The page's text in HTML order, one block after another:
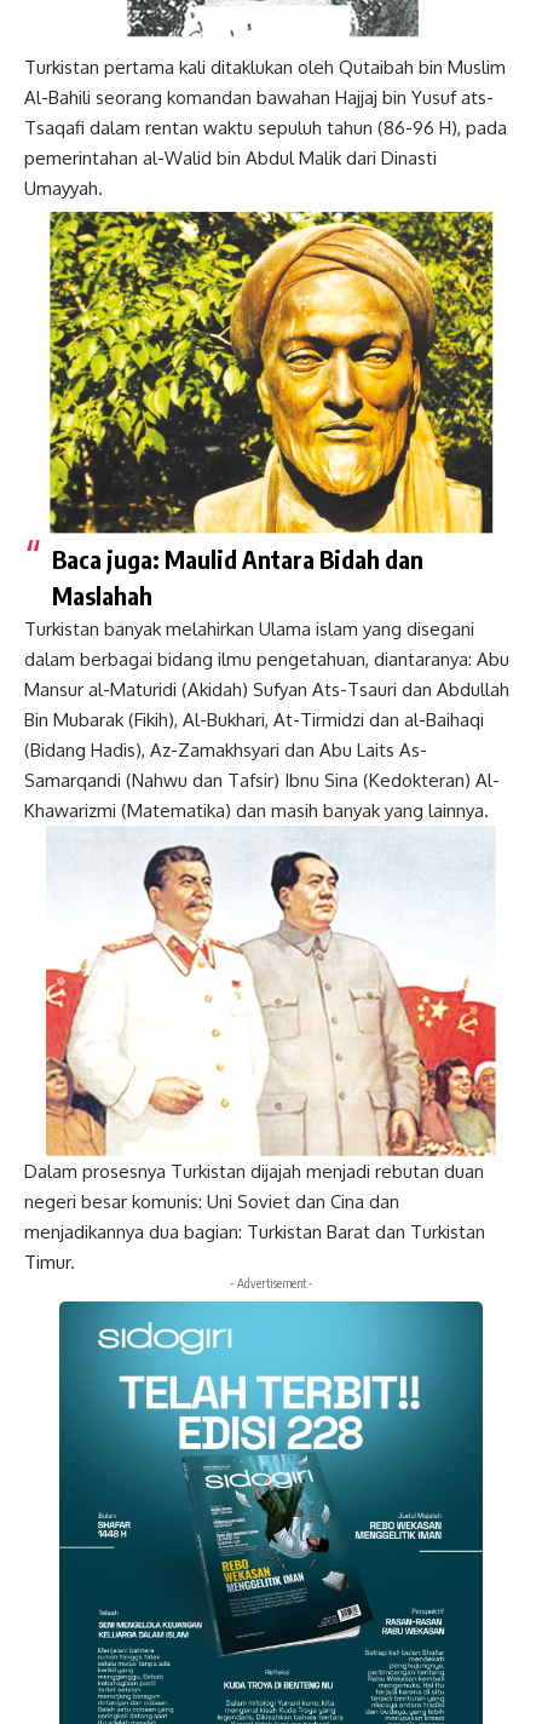
Turkistan pertama kali ditaklukan oleh Qutaibah bin Muslim
Al-Bahili seorang komandan bawahan Hajjaj bin Yusuf ats-
Tsaqafi dalam rentan waktu sepuluh tahun (86-96 H), pada
pemerintahan al-Walid bin Abdul Malik dari Dinasti
Umayyah.
Baca juga: Maulid Antara Bidah dan
Maslahah
Turkistan banyak melahirkan Ulama islam yang disegani
dalam berbagai bidang ilmu pengetahuan, diantaranya: Abu
Mansur al-Maturidi (Akidah) Sufyan Ats-Tsauri dan Abdullah
Bin Mubarak (Fikih), Al-Bukhari, At-Tirmidzi dan al-Baihaqi
(Bidang Hadis), Az-Zamakhsyari dan Abu Laits As-
Samarqandi (Nahwu dan Tafsir) Ibnu Sina (Kedokteran) Al-
Khawarizmi (Matematika) dan masih banyak yang lainnya.
Dalam prosesnya Turkistan dijajah menjadi rebutan duan
negeri besar komunis: Uni Soviet dan Cina dan
menjadikannya dua bagian: Turkistan Barat dan Turkistan
Timur.
- Advertisement -